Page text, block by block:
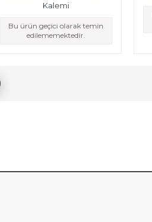
Kalemi
Bu ürün geçici olarak temin
edilememektedir.